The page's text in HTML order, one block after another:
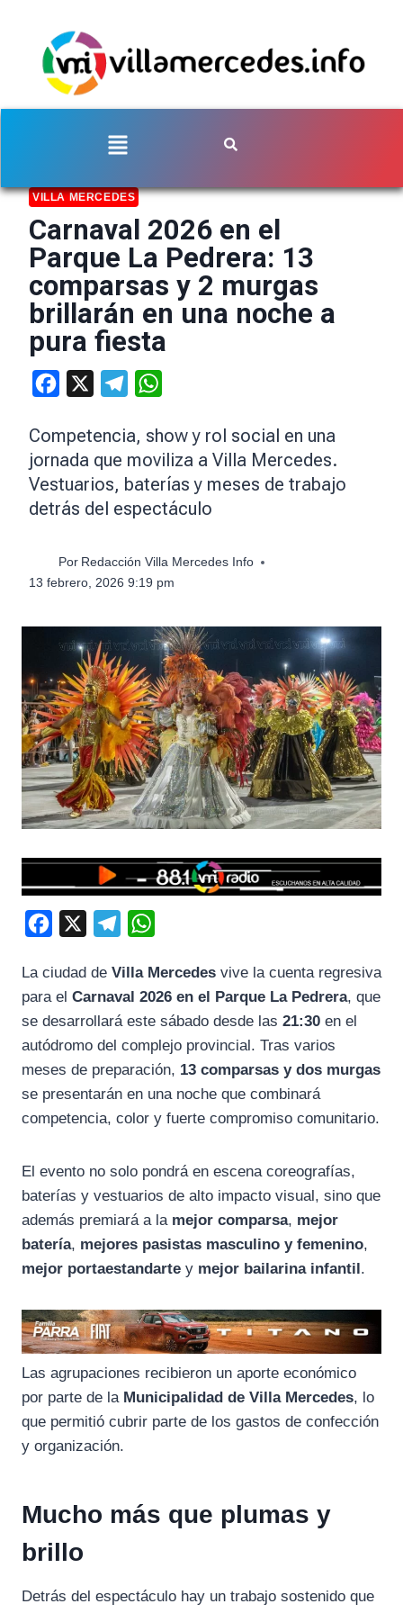
VILLA MERCEDES
Carnaval 2026 en el
Parque La Pedrera: 13
comparsas y 2 murgas
brillarán en una noche a
pura fiesta
Facebook Telegram
Competencia, show y rol social en una
jornada que moviliza a Villa Mercedes.
Vestuarios, baterías y meses de trabajo
detrás del espectáculo
Por Redacción Villa Mercedes Info
13 febrero, 2026 9:19 pm
c
e
b
k
l
e
g
m
a
t
s
p
La ciudad de Villa Mercedes vive la cuenta regresiva
para el Carnaval 2026 en el Parque La Pedrera, que
se desarrollará este sábado desde las 21:30 en el
autódromo del complejo provincial. Tras varios
meses de preparación, 13 comparsas y dos murgas
se presentarán en una noche que combinará
competencia, color y fuerte compromiso comunitario.
El evento no solo pondrá en escena coreografías,
baterías y vestuarios de alto impacto visual, sino que
además premiará a la mejor comparsa, mejor
batería, mejores pasistas masculino y femenino,
mejor portaestandarte y mejor bailarina infantil.
Las agrupaciones recibieron un aporte económico
por parte de la Municipalidad de Villa Mercedes, lo
que permitió cubrir parte de los gastos de confección
y organización.
Mucho más que plumas y
brillo
Detrás del espectáculo hay un trabajo sostenido que